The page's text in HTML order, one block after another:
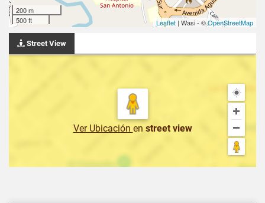
200 m
500 ft
Leaflet | Wasi - ©OpenStreetMap
Street View
Ver Ubicación en street view